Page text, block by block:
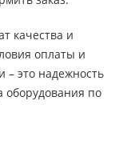
качества и
оплаты и
– это надежность
оборудования по